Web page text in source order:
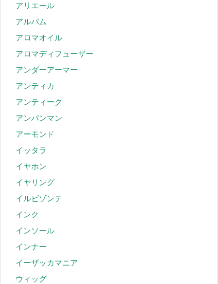
アリエール
アルバム
アロマオイル
アロマディフューザー
アンダーアーマー
アンティカ
アンティーク
アンパンマン
アーモンド
イッタラ
イヤホン
イヤリング
イルビゾンテ
インク
インソール
インナー
イーザッカマニア
ウィッグ